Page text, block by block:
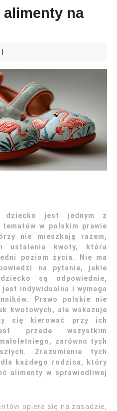
na
dziecko jest jednym z
w polskim prawie
nie mieszkają razem,
ustalenia kwoty, która
poziom życia. Nie ma
na pytanie, jakie
są odpowiednie,
indywidualna i wymaga
Prawo polskie nie
kwotowych, ale wskazuje
się kierować przy ich
przede wszystkim
zarówno tych
Zrozumienie tych
każdego rodzica, który
alimenty w sprawiedliwej
opiera się na zasadzie,